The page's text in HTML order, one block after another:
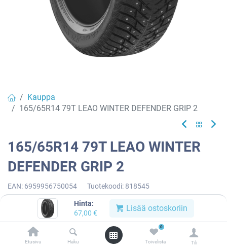
Hinta:
67,00 € Lisää ostoskoriin
Etusivu Haku
0
Toivelista Tili
Kauppa
165/65R14 79T LEAO WINTER DEFENDER GRIP 2
165/65R14 79T LEAO WINTER
DEFENDER GRIP 2
EAN: 6959956750054 Tuotekoodi: 818545
€ / kpl
Toimittajilla (kotimaa):
Saatavilla
Toimitusaika:3 arkipäivää